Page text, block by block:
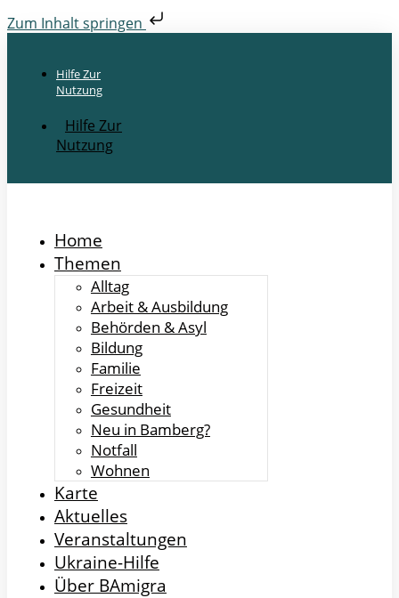
Zum Inhalt springen
Hilfe Zur
Nutzung
Hilfe Zur
Nutzung
Home
Themen
Alltag
Arbeit & Ausbildung
Behörden & Asyl
Bildung
Familie
Freizeit
Gesundheit
Neu in Bamberg?
Notfall
Wohnen
Karte
Aktuelles
Veranstaltungen
Ukraine-Hilfe
Über BAmigra